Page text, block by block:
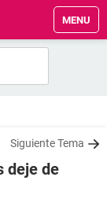
MENU
Siguiente Tema
deje de